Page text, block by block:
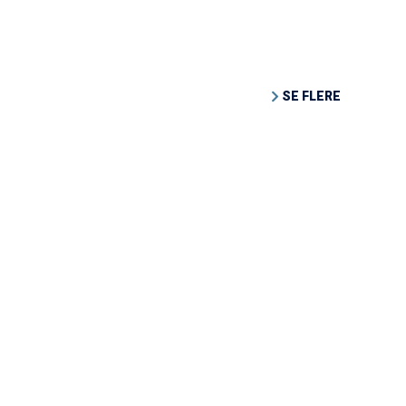
SE FLERE